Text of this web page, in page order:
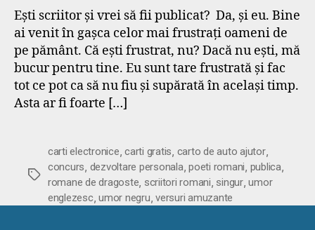
Ești scriitor și vrei să fii publicat? Da, și eu. Bine
ai venit în gașca celor mai frustrați oameni de
pe pământ. Că ești frustrat, nu? Dacă nu ești, mă
bucur pentru tine. Eu sunt tare frustrată și fac
tot ce pot ca să nu fiu și supărată în același timp.
Asta ar fi foarte […]
Etichete
carti electronice,carti gratis, carto de auto ajutor,
concurs, dezvoltare personala,poeti romani, publica,
romane de dragoste, scriitori romani, singur,umor
englezesc,umor negru,versuri amuzante